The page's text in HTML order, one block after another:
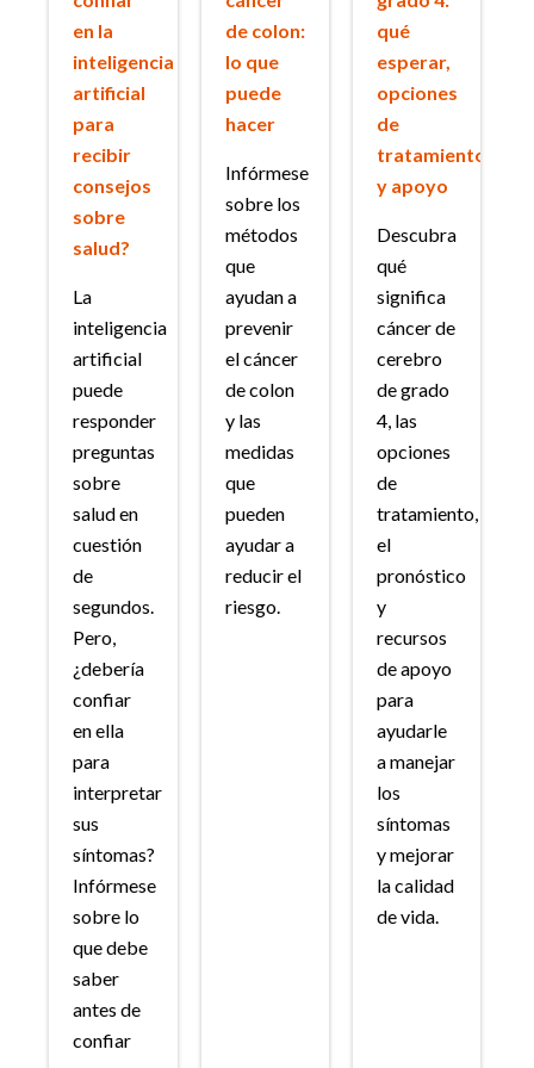
en la
inteligencia
artificial
para
recibir
consejos
sobre
salud?
La
inteligencia
artificial
puede
responder
preguntas
sobre
salud en
cuestión
de
segundos.
Pero,
¿debería
confiar
en ella
para
interpretar
sus
síntomas?
Infórmese
sobre lo
que debe
saber
antes de
confiar
de colon:
lo que
puede
hacer
Infórmese
sobre los
métodos
que
ayudan a
prevenir
el cáncer
de colon
y las
medidas
que
pueden
ayudar a
reducir el
riesgo.
qué
esperar,
opciones
de
tratamiento
y apoyo
Descubra
qué
significa
cáncer de
cerebro
de grado
4, las
opciones
de
tratamiento,
el
pronóstico
y
recursos
de apoyo
para
ayudarle
a manejar
los
síntomas
y mejorar
la calidad
de vida.